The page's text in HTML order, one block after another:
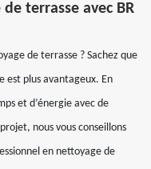
terrasse avec BR
de terrasse ? Sachez que
est plus avantageux. En
et d’énergie avec de
nous vous conseillons
en nettoyage de